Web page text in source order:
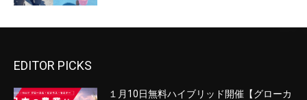
EDITOR PICKS
１月10日無料ハイブリッド開催【グローカ